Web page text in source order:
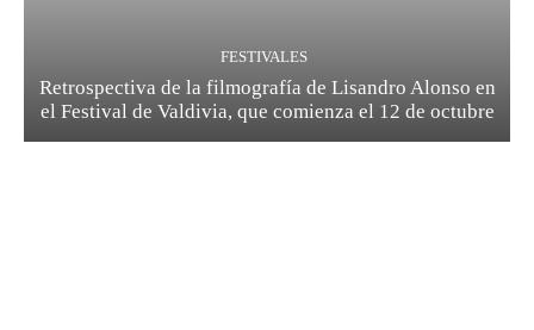
FESTIVALES
Retrospectiva de la filmografía de Lisandro Alonso en
el Festival de Valdivia, que comienza el 12 de octubre